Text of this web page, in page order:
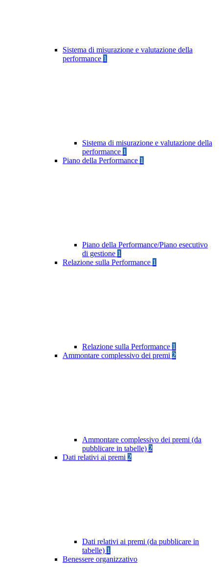
Sistema di misurazione e valutazione della
performance 1
Sistema di misurazione e valutazione della
performance 1
Piano della Performance 1
Piano della Performance/Piano esecutivo
di gestione 1
Relazione sulla Performance 1
Relazione sulla Performance 1
Ammontare complessivo dei premi 2
Ammontare complessivo dei premi (da
pubblicare in tabelle) 2
Dati relativi ai premi 2
Dati relativi ai premi (da pubblicare in
tabelle) 1
Benessere organizzativo